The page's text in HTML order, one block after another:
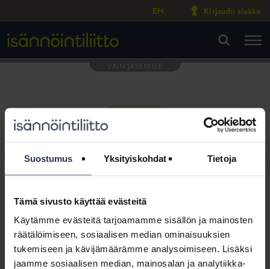
Suostumus Yksityiskohdat Tietoja
Tämä sivusto käyttää evästeitä
Käytämme evästeitä tarjoamamme sisällön ja mainosten
räätälöimiseen, sosiaalisen median ominaisuuksien
tukemiseen ja kävijämäärämme analysoimiseen. Lisäksi
jaamme sosiaalisen median, mainosalan ja analytiikka-
EN Kirjaudu sisään
Tämä osio on rajattu
Isännöintiliiton jäsenyritysten
henkilökunnalle